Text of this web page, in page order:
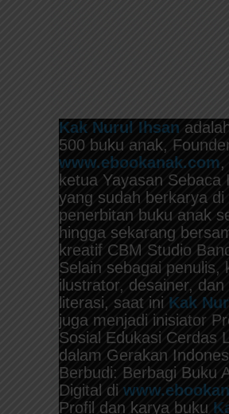
Kak Nurul Ihsan
500 buku anak,
www.ebookanak.com,
ketua Yayasan Sebaca
yang sudah berkarya di
penerbitan buku anak
hingga sekarang
kreatif CBM Studio
Selain sebagai penulis,
ilustrator, desainer, dan
literasi, saat ini Kak
juga menjadi inisiator
Sosial Edukasi Cerdas
dalam Gerakan
Berbudi: Berbagi Buku
Digital di
Profil dan karya buku